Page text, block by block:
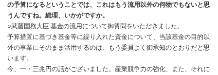
の予算になるということでは、これはもう流用以外の何物でもないと思
うんですね。総理、いかがですか。
○武藤国務大臣 基金の流用について御質問をいただきました。
予算措置に基づき基金等に繰り入れた資金について、当該基金の目的以
外の事業にそのまま活用するのは、もう委員よく御承知のとおりだと思
います。
今、一・三兆円の話がございました。産業競争力の強化、また、それに